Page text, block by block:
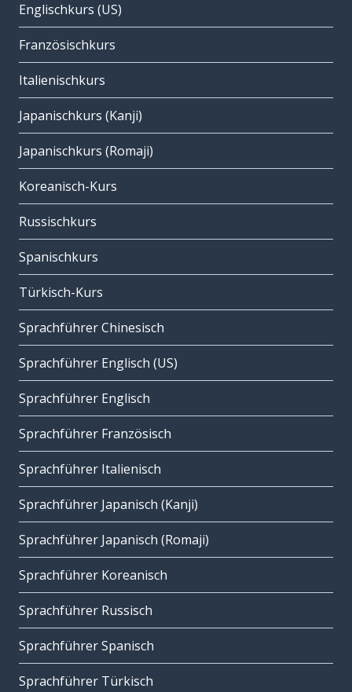
Englischkurs (US)
Französischkurs
Italienischkurs
Japanischkurs (Kanji)
Japanischkurs (Romaji)
Koreanisch-Kurs
Russischkurs
Spanischkurs
Türkisch-Kurs
Sprachführer Chinesisch
Sprachführer Englisch (US)
Sprachführer Englisch
Sprachführer Französisch
Sprachführer Italienisch
Sprachführer Japanisch (Kanji)
Sprachführer Japanisch (Romaji)
Sprachführer Koreanisch
Sprachführer Russisch
Sprachführer Spanisch
Sprachführer Türkisch